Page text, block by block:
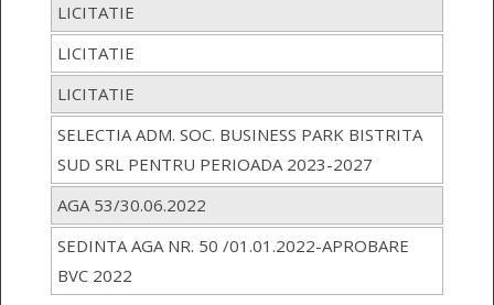
LICITATIE
LICITATIE
LICITATIE
SELECTIA ADM. SOC. BUSINESS PARK BISTRITA
SUD SRL PENTRU PERIOADA 2023-2027
AGA 53/30.06.2022
SEDINTA AGA NR. 50 /01.01.2022-APROBARE
BVC 2022